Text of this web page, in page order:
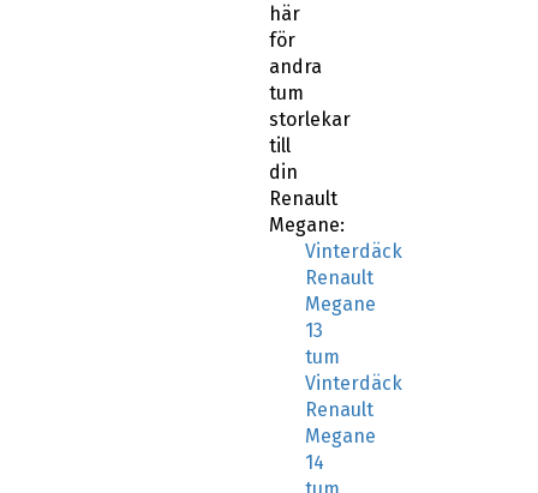
här
för
andra
tum
storlekar
till
din
Renault
Megane:
Vinterdäck
Renault
Megane
13
tum
Vinterdäck
Renault
Megane
14
tum